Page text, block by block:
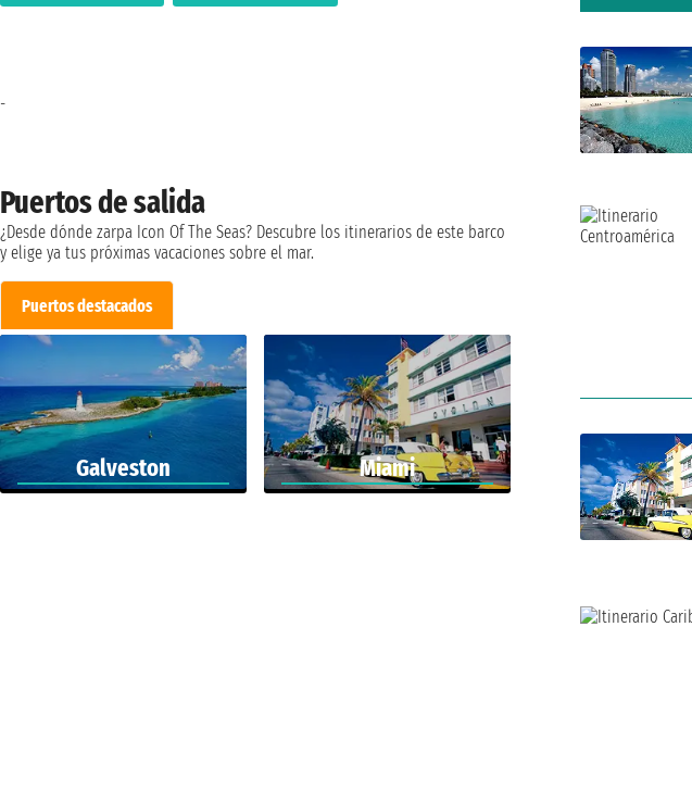
Puertos de salida
¿Desde dónde zarpa Icon Of The Seas? Descubre los itinerarios de este barco
y elige ya tus próximas vacaciones sobre el mar.
Puertos destacados
Galveston Miami
-